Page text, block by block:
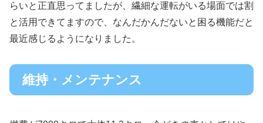
らいと正直思ってましたが、繊細な運転がいる場面では割
と活用できてますので、なんだかんだないと困る機能だと
最近感じるようになりました。
維持・メンテナンス